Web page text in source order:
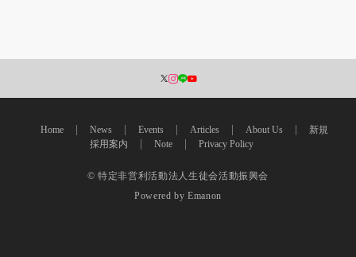
Home News Events Articles About Us
新規
採用案内
Note Privacy Policy
© 特定非営利活動法人生徒会活動振興会
Powered byEmanon